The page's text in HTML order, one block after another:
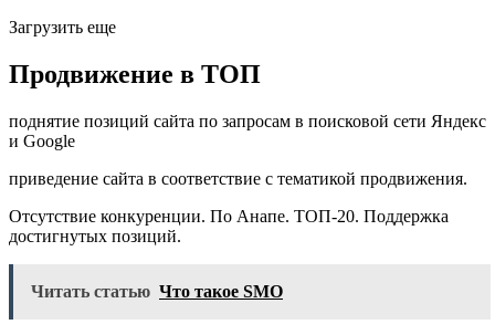
Загрузить еще
Продвижение в ТОП
поднятие позиций сайта по запросам в поисковой сети Яндекс
и Google
приведение сайта в соответствие с тематикой продвижения.
Отсутствие конкуренции. По Анапе. ТОП-20. Поддержка
достигнутых позиций.
Читать статью Что такое SMO